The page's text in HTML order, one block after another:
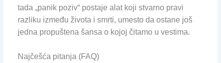
tada „panik poziv“ postaje alat koji stvarno pravi
razliku između života i smrti, umesto da ostane još
jedna propuštena šansa o kojoj čitamo u vestima.
Najčešća pitanja (FAQ)